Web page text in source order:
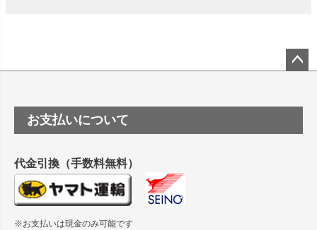
塩ビのロール紙で離型紙が透明の商品はありますか
つや消し半透明ラベルのロールタイプはありますか？
縦420mm×横650mmの包装紙に適した紙はありますか？
ップ
お支払いについて
代金引換（手数料無料）
※お支払いは現金のみ可能です